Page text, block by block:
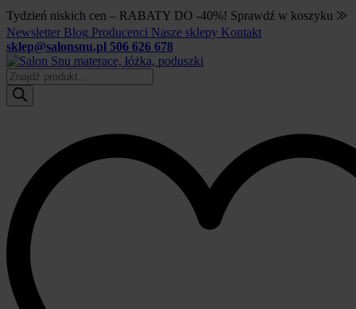
Tydzień niskich cen – RABATY DO -40%! Sprawdź w koszyku ⨠
Newsletter Blog Producenci Nasze sklepy Kontakt
sklep@salonsnu.pl 506 626 678
Wyszukiwarka
produktów